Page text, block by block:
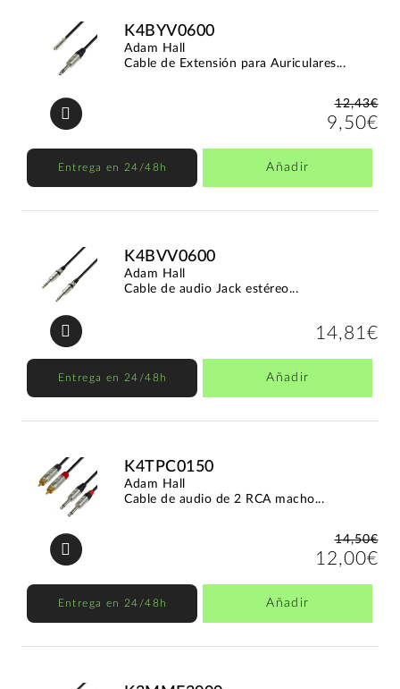
K4BYV0600
Adam Hall
Cable de Extensión para Auriculares...
12,43€
9,50€
Entrega en 24/48h Añadir
K4BVV0600
Adam Hall
Cable de audio Jack estéreo...
14,81€
Entrega en 24/48h Añadir
K4TPC0150
Adam Hall
Cable de audio de 2 RCA macho...
14,50€
12,00€
Entrega en 24/48h Añadir